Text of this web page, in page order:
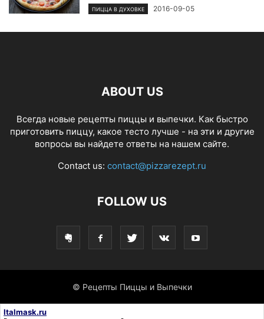
ПИЦЦА В ДУХОВКЕ 2016-09-05
ABOUT US
Всегда новые рецепты пиццы и выпечки. Как быстро
приготовить пиццу, какое тесто лучше - на эти и другие
вопросы вы найдете ответы на нашем сайте.
Contact us: contact@pizzarezept.ru
FOLLOW US
© Рецепты Пиццы и Выпечки
Italmask.ru